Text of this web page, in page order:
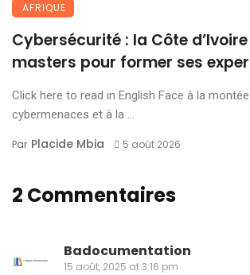
AFRIQUE
Cybersécurité : la Côte
masters pour former ses
Click here to read in English Face à la
cybermenaces et à la ...
Par Placide Mbia 5 août 2026
2 Commentaires
Badocumentation
15 août, 2025 at 3:16 pm